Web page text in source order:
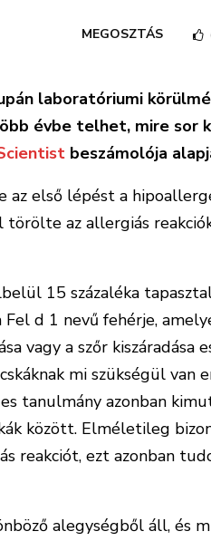
MEGOSZTÁS
laboratóriumi
évbe telhet, mire sor
beszámolója
első lépést a
törölte az allergiás
15 százaléka
Fel d 1 nevű fehérje,
vagy a szőr
mi szükségül
tanulmány azonban
között. Elméletileg
reakciót, ezt azonban
alegységből áll, és